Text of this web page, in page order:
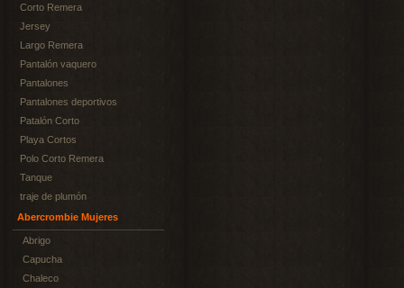
Corto Remera
Jersey
Largo Remera
Pantalón vaquero
Pantalones
Pantalones deportivos
Patalón Corto
Playa Cortos
Polo Corto Remera
Tanque
traje de plumón
Abercrombie Mujeres
Abrigo
Capucha
Chaleco